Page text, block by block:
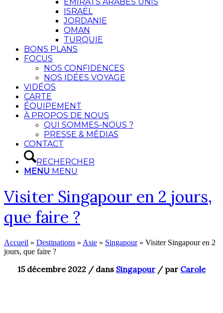
ISRAËL
JORDANIE
OMAN
TURQUIE
BONS PLANS
FOCUS
NOS CONFIDENCES
NOS IDÉES VOYAGE
VIDÉOS
CARTE
ÉQUIPEMENT
À PROPOS DE NOUS
QUI SOMMES-NOUS ?
PRESSE & MÉDIAS
CONTACT
RECHERCHER
MENU MENU
Visiter Singapour en 2 jours,
que faire ?
Accueil » Destinations » Asie » Singapour» Visiter Singapour en 2
jours, que faire ?
15 décembre 2022 / dans Singapour / par Carole